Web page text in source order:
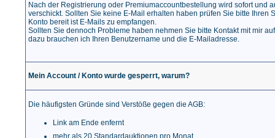
Nach der Registrierung oder Premiumaccountbestellung wird sofort und
verschickt. Sollten Sie keine E-Mail erhalten haben prüfen Sie bitte Ihren
Konto bereit ist E-Mails zu empfangen.
Sollten Sie dennoch Probleme haben nehmen Sie bitte Kontakt mit mir
dazu brauchen ich Ihren Benutzername und die E-Mailadresse.
Mein Account / Konto wurde gesperrt, warum?
Die häufigsten Gründe sind Verstöße gegen die AGB:
Link am Ende enfernt
mehr als 20 Standardauktionen pro Monat